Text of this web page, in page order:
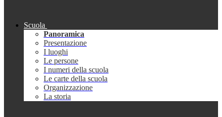
Scuola
Panoramica
Presentazione
I luoghi
Le persone
I numeri della scuola
Le carte della scuola
Organizzazione
La storia